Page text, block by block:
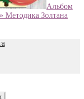
Альбом
Методика Золтана